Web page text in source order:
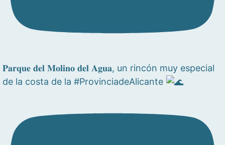
𝐏𝐚𝐫𝐪𝐮𝐞 𝐝𝐞𝐥 𝐌𝐨𝐥𝐢𝐧𝐨 𝐝𝐞𝐥 𝐀𝐠𝐮𝐚, un rincón muy especial
de la costa de la #ProvinciadeAlicante